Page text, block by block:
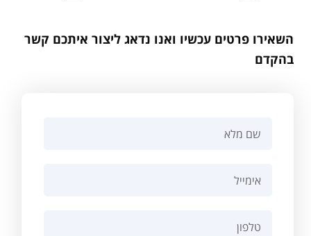
השאירו פרטים עכשיו ואנו נדאג ליצור איתכם קשר
בהקדם